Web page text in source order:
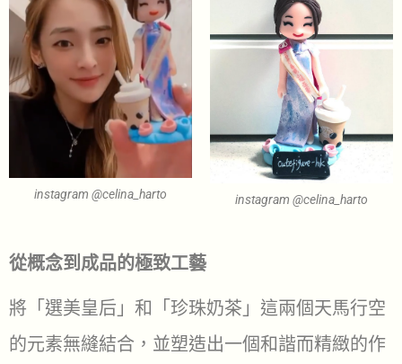
instagram @celina_harto instagram @celina_harto
從概念到成品的極致工藝
將「選美皇后」和「珍珠奶茶」這兩個天馬行空
的元素無縫結合，並塑造出一個和諧而精緻的作